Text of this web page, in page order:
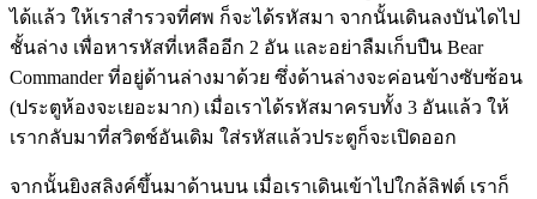
ได้แล้ว ให้เราสำรวจที่ศพ ก็จะได้รหัสมา จากนั้นเดินลงบันไดไป
ชั้นล่าง เพื่อหารหัสที่เหลืออีก 2 อัน และอย่าลืมเก็บปืน Bear
Commander ที่อยู่ด้านล่างมาด้วย ซึ่งด้านล่างจะค่อนข้างซับซ้อน
(ประตูห้องจะเยอะมาก) เมื่อเราได้รหัสมาครบทั้ง 3 อันแล้ว ให้
เรากลับมาที่สวิตช์อันเดิม ใส่รหัสแล้วประตูก็จะเปิดออก
จากนั้นยิงสลิงค์ขึ้นมาด้านบน เมื่อเราเดินเข้าไปใกล้ลิฟต์ เราก็